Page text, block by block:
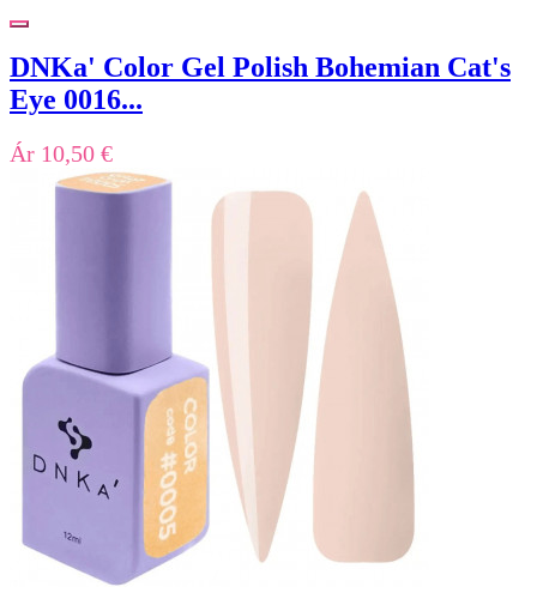
DNKa' Color Gel Polish Bohemian Cat's
Eye 0016...
Ár 10,50 €